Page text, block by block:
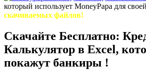
который использует MoneyPapa для
скачиваемых файлов!
Скачайте Бесплатно:
Калькулятор в Excel,
покажут банкиры !